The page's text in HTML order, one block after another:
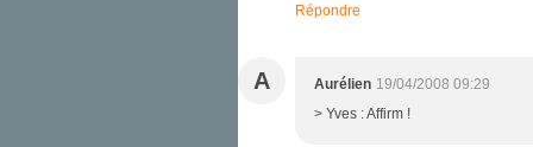
Répondre
A Aurélien 19/04/2008 09:29
> Yves : Affirm !